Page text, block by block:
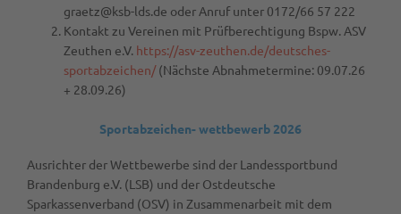
graetz@ksb-lds.de oder Anruf unter 0172/66 57 222
Kontakt zu Vereinen mit Prüfberechtigung Bspw. ASV
Zeuthen e.V. https://asv-zeuthen.de/deutsches-
sportabzeichen/(Nächste Abnahmetermine: 09.07.26
+ 28.09.26)
Sportabzeichen- wettbewerb 2026
Ausrichter der Wettbewerbe sind der Landessportbund
Brandenburg e.V. (LSB) und der Ostdeutsche
Sparkassenverband (OSV) in Zusammenarbeit mit dem